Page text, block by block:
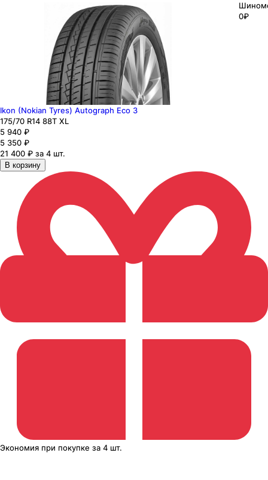
0₽
Ikon (Nokian Tyres) Autograph Eco 3
175/70 R14 88T XL
5 940 ₽
5 350 ₽
21 400 ₽ за 4 шт.
В корзину
Экономия при покупке за 4 шт.